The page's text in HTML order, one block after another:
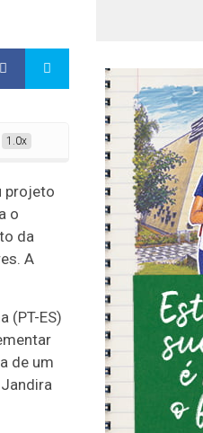
contra Meninas e Mulheres
1.0x
projeto
o
da
A
(PT-ES)
de um